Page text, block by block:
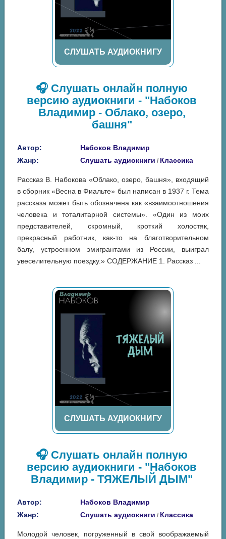
СЛУШАТЬ АУДИОКНИГУ
🎧 Слушать онлайн полную
версию аудиокниги - "Набоков
Владимир - Облако, озеро,
башня"
Автор:
Набоков Владимир
Жанр:
Слушать аудиокниги / Классика
Рассказ В. Набокова «Облако, озеро, башня», входящий
в сборник «Весна в Фиальте» был написан в 1937 г. Тема
рассказа может быть обозначена как «взаимоотношения
человека и тоталитарной системы». «Один из моих
представителей, скромный, кроткий холостяк,
прекрасный работник, как-то на благотворительном
балу, устроенном эмигрантами из России, выиграл
увеселительную поездку.» СОДЕРЖАНИЕ 1. Рассказ ...
СЛУШАТЬ АУДИОКНИГУ
🎧 Слушать онлайн полную
версию аудиокниги - "Набоков
Владимир - ТЯЖЕЛЫЙ ДЫМ"
Автор:
Набоков Владимир
Жанр:
Слушать аудиокниги / Классика
Молодой человек, погруженный в свой воображаемый